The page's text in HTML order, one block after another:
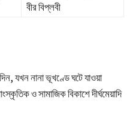
বীর বিপ্লবী
যখন নানা ভূখণ্ডে ঘটে যাওয়া
ও সামাজিক বিকাশে দীর্ঘমেয়াদি